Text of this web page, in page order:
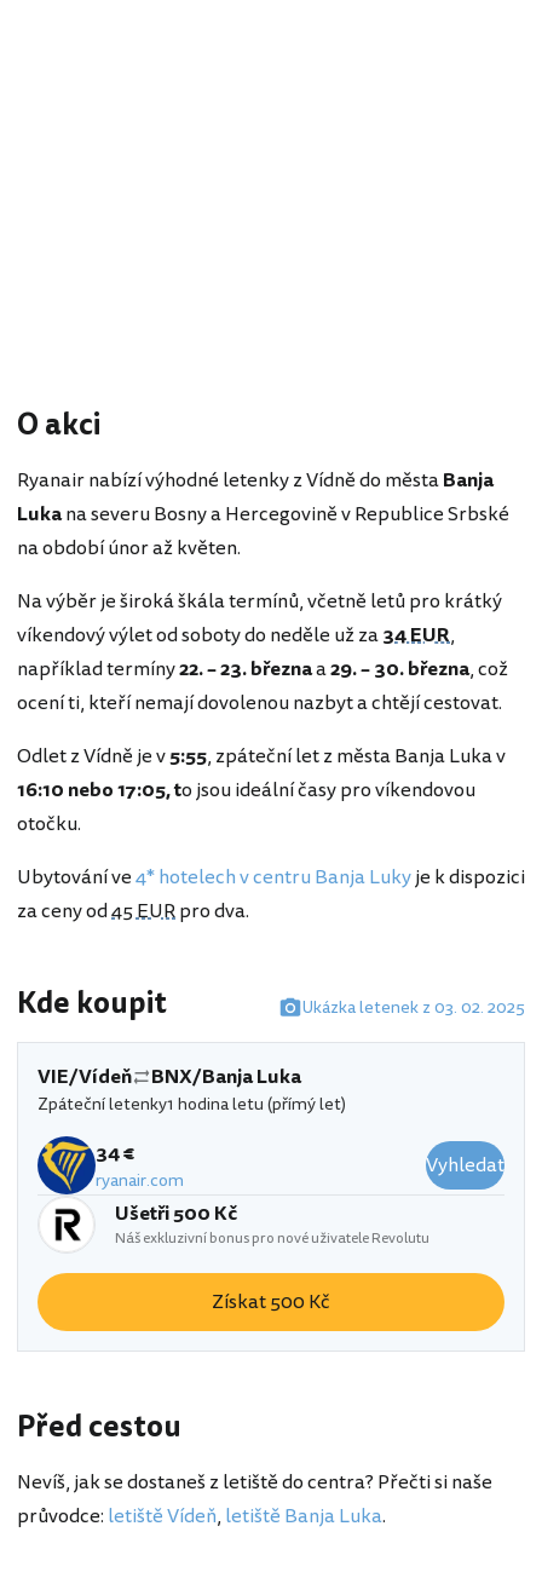
O akci
Ryanair nabízí výhodné letenky z Vídně do městaBanja
Lukana severu Bosny a Hercegovině v Republice Srbské
na období únor až květen.
Na výběr je široká škála termínů, včetně letů pro krátký
víkendový výlet od soboty do neděle už za34 EUR,
například termíny22. – 23. březnaa29. – 30. března, což
ocení ti, kteří nemají dovolenou nazbyt a chtějí cestovat.
Odlet z Vídně je v5:55, zpáteční let z města Banja Luka v
16:10 nebo 17:05, to jsou ideální časy pro víkendovou
otočku.
Ubytování ve4* hotelech v centru Banja Lukyje k dispozici
za ceny od45 EURpro dva.
Kde koupit Ukázka letenek z 03. 02. 2025
VIE/Vídeň BNX/Banja Luka
Zpáteční letenky1 hodina letu (přímý let)
34 €
ryanair.com
Vyhledat
Ušetři 500 Kč
Náš exkluzivní bonus pro nové uživatele Revolutu
Získat 500 Kč
Před cestou
Nevíš, jak se dostaneš z letiště do centra? Přečti si naše
průvodce: letiště Vídeň, letiště Banja Luka.